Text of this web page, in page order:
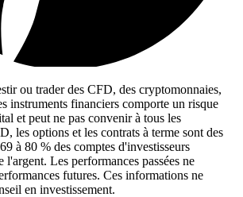
ou trader des CFD, des cryptomonnaies,
instruments financiers comporte un risque
et peut ne pas convenir à tous les
les options et les contrats à terme sont des
à 80 % des comptes d'investisseurs
l'argent. Les performances passées ne
futures. Ces informations ne
en investissement.